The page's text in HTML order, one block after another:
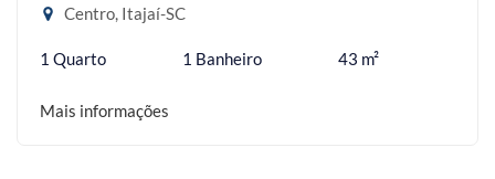
Centro, Itajaí-SC
1 Quarto 1 Banheiro 43 m²
Mais informações